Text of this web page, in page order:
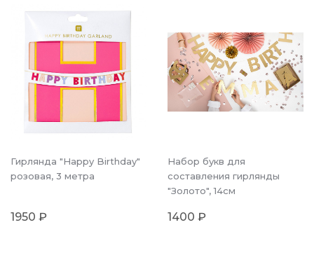
Гирлянда "Happy Birthday"
розовая, 3 метра
1950 ₽
Набор букв для
составления гирлянды
"Золото", 14см
1400 ₽